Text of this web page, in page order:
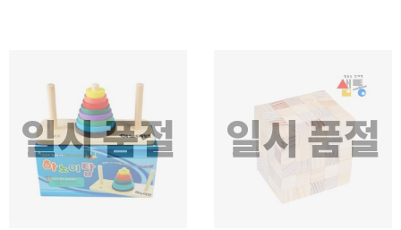
일시 품절 일시 품절